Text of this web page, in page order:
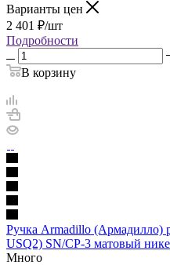
Варианты цен
2 401 ₽/шт
Подробности
В корзину
Ручка Armadillo (Армадилло)
USQ2) SN/CP-3 матовый
Много